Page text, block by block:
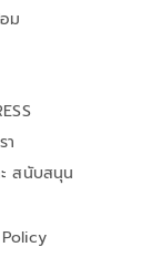
ม
า
สนับสนุน